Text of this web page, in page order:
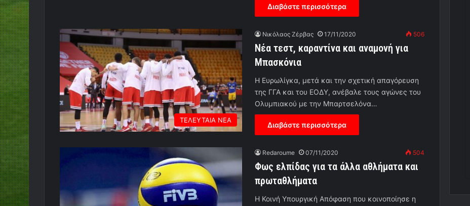
Διαβάστε περισσότερα
ΤΕΛΕΥΤΑΙΑ ΝΕΑ
Νικόλαος Ζέρβας 17/11/2020 506
Νέα τεστ, καραντίνα και αναμονή για
Μπασκόνια
Η Ευρωλίγκα, μετά και την σχετική απαγόρευση
της ΓΓΑ και του ΕΟΔΥ, ανέβαλε τους αγώνες του
Ολυμπιακού με την Μπαρτσελόνα…
Διαβάστε περισσότερα
Redaroume 07/11/2020 504
Φως ελπίδας για τα άλλα αθλήματα και
πρωταθλήματα
Η Κοινή Υπουργική Απόφαση που κοινοποίησε η